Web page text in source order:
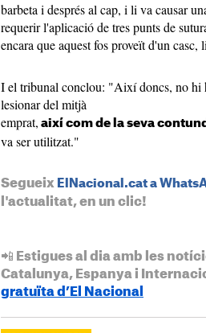
barbeta i després al cap, i li va causar
requerir l'aplicació de tres punts de
encara que aquest fos proveït d'un
I el tribunal conclou: "Així doncs, no hi
lesionar del mitjà
emprat, així com de la seva
va ser utilitzat."
Segueix ElNacional.cat a
l'actualitat, en un clic!
📲 Estigues al dia amb les
Catalunya, Espanya i
gratuïta d’El Nacional